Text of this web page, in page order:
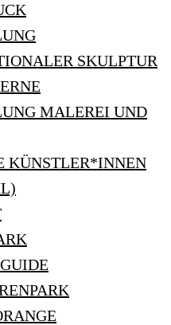
SKULPTUR
MALEREI UND
KÜNSTLER*INNEN